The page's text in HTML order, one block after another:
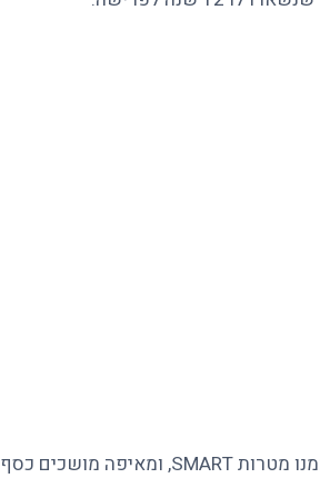
מינוס בהכנסה של 10,000 ₪ לא נסגר בחיסכון שאין לכם, אלא בסדר. פיטר הוד CFP מסביר איך בונים חזון לעשור, גוזרים ממנו מטרות SMART, ומאיפה מושכים כסף